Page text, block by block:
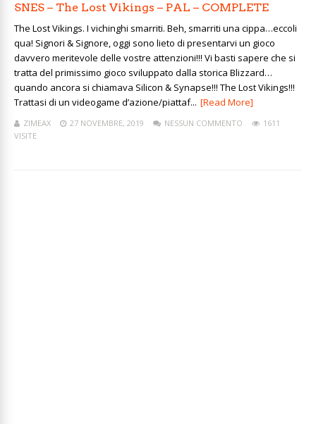
SNES – The Lost Vikings – PAL – COMPLETE
The Lost Vikings. I vichinghi smarriti. Beh, smarriti una cippa…eccoli
qua! Signori & Signore, oggi sono lieto di presentarvi un gioco
davvero meritevole delle vostre attenzioni!!! Vi basti sapere che si
tratta del primissimo gioco sviluppato dalla storica Blizzard…
quando ancora si chiamava Silicon & Synapse!!! The Lost Vikings!!!
Trattasi di un videogame d’azione/piattaf... [Read More]
ZIMEAX 27 NOVEMBRE, 2019 NESSUN COMMENTO
1611
VISITE